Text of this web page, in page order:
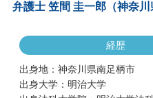
弁護士 笠間 圭一郎（神奈川
経歴
出身地：神奈川県南足柄市
出身大学：明治大学